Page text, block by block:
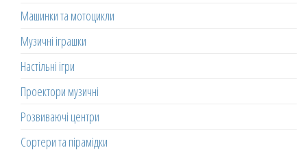
Машинки та мотоцикли
Музичні іграшки
Настільні ігри
Проектори музичні
Розвиваючі центри
Сортери та пірамідки